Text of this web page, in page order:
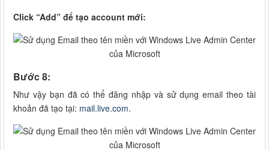
Click “Add” để tạo account mới:
Bước 8:
Như vậy bạn đã có thể đăng nhập và sử dụng email theo tài
khoản đã tạo tại: mail.live.com.